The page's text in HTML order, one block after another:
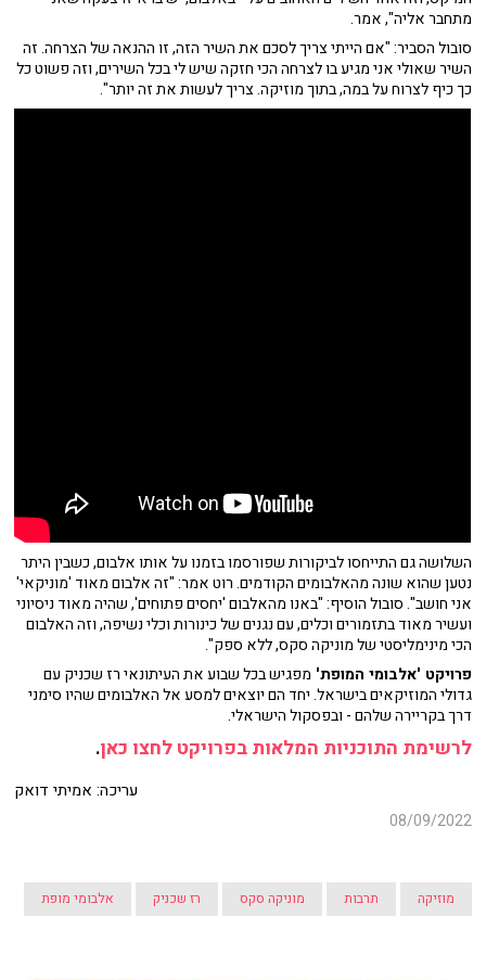
מתחבר אליה", אמר.
סובול הסביר: "אם הייתי צריך לסכם את השיר הזה, זו ההנאה של הצרחה. זה
השיר שאולי אני מגיע בו לצרחה הכי חזקה שיש לי בכל השירים, וזה פשוט כל
כך כיף לצרוח על במה, בתוך מוזיקה. צריך לעשות את זה יותר".
השלושה גם התייחסו לביקורות שפורסמו בזמנו על אותו אלבום, כשבין היתר
נטען שהוא שונה מהאלבומים הקודמים. רוט אמר: "זה אלבום מאוד 'מוניקאי'
אני חושב". סובול הוסיף: "באנו מהאלבום 'יחסים פתוחים', שהיה מאוד ניסיוני
ועשיר מאוד בתזמורים וכלים, עם נגנים של כינורות וכלי נשיפה, וזה האלבום
הכי מינימליסטי של מוניקה סקס, ללא ספק".
פרויקט 'אלבומי המופת' מפגיש בכל שבוע את העיתונאי רז שכניק עם
גדולי המוזיקאים בישראל. יחד הם יוצאים למסע אל האלבומים שהיו סימני
דרך בקריירה שלהם - ובפסקול הישראלי.
לרשימת התוכניות המלאות בפרויקט לחצו כאן.
עריכה: אמיתי דואק
08/09/2022
מוזיקה תרבות מוניקה סקס רז שכניק אלבומי מופת